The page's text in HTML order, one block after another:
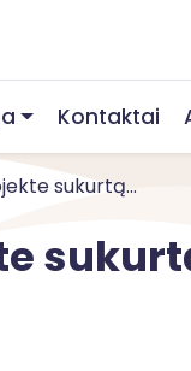
Kontaktai
sukurtą...